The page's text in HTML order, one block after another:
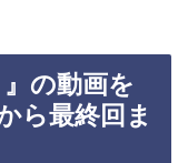
の動画を
ら最終回ま